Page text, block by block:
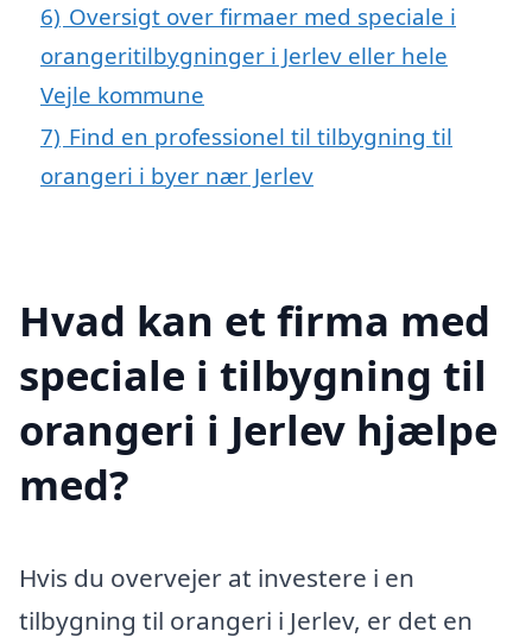
6) Oversigt over firmaer med speciale i
orangeritilbygninger i Jerlev eller hele
Vejle kommune
7) Find en professionel til tilbygning til
orangeri i byer nær Jerlev
Hvad kan et firma med
speciale i tilbygning til
orangeri i Jerlev hjælpe
med?
Hvis du overvejer at investere i en
tilbygning til orangeri i Jerlev, er det en